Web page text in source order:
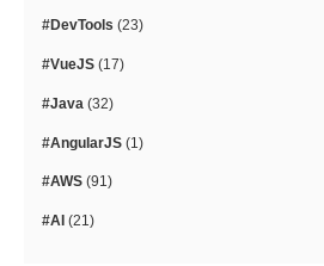
#DevTools (23)
#VueJS (17)
#Java (32)
#AngularJS (1)
#AWS (91)
#AI (21)